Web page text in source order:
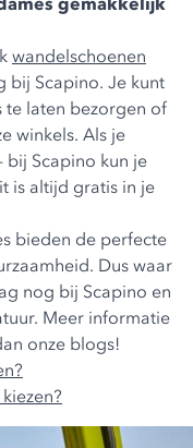
wandelschoenen
bij Scapino. Je kunt
te laten bezorgen of
winkels. Als je
Scapino kun je
is altijd gratis in je
bieden de perfecte
Dus waar
nog bij Scapino en
Meer informatie
onze blogs!